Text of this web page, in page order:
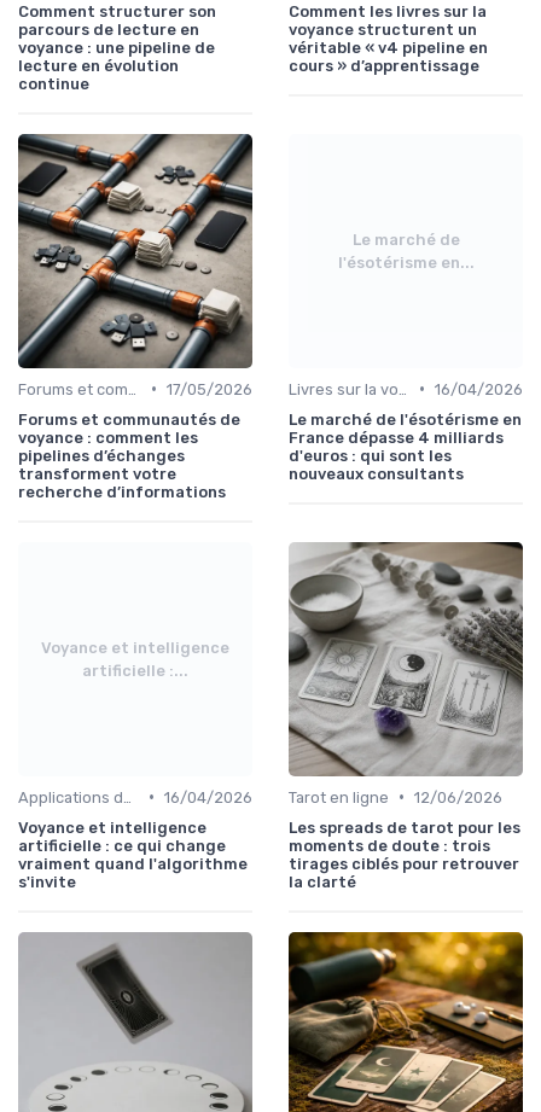
Comment structurer son
parcours de lecture en
voyance : une pipeline de
lecture en évolution
continue
Comment les livres sur la
voyance structurent un
véritable « v4 pipeline en
cours » d’apprentissage
• 17/05/2026
Forums et communautés de
voyance : comment les
pipelines d’échanges
transforment votre
recherche d’informations
Le marché de
l'ésotérisme en...
• 16/04/2026
Le marché de l'ésotérisme en
France dépasse 4 milliards
d'euros : qui sont les
nouveaux consultants
Voyance et intelligence
artificielle :...
• 16/04/2026
Voyance et intelligence
artificielle : ce qui change
vraiment quand l'algorithme
s'invite
Tarot en ligne • 12/06/2026
Les spreads de tarot pour les
moments de doute : trois
tirages ciblés pour retrouver
la clarté